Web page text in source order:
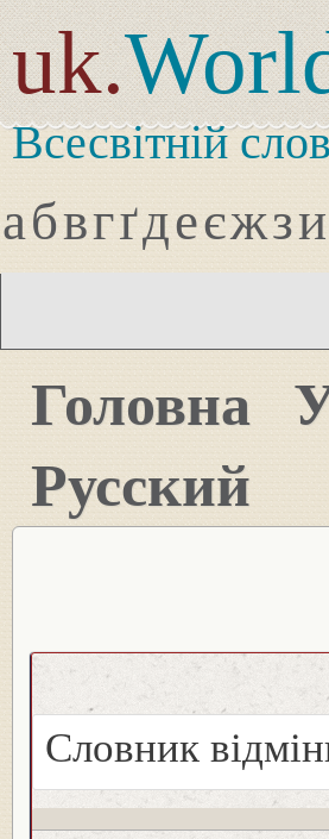
uk.
Всесвітній
абвгґдеєжзи
Головна
Русский
Словник